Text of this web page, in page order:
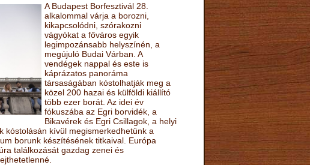
A Budapest Borfesztivál 28.
alkalommal várja a borozni,
kikapcsolódni, szórakozni
vágyókat a főváros egyik
legimpozánsabb helyszínén, a
megújuló Budai Várban. A
vendégek nappal és este is
káprázatos panoráma
társaságában kóstolhatják meg a
közel 200 hazai és külföldi kiállító
több ezer borát. Az idei év
fókuszába az Egri borvidék, a
Bikavérek és Egri Csillagok, a helyi
kóstolásán kívül megismerkedhetünk a
borunk készítésének titkaival. Európa
találkozását gazdag zenei és